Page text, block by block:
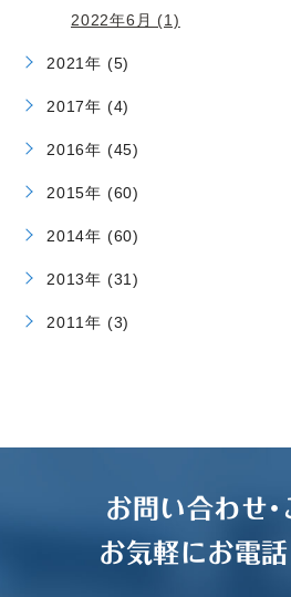
2022年6月 (1)
2021年 (5)
2017年 (4)
2016年 (45)
2015年 (60)
2014年 (60)
2013年 (31)
2011年 (3)
お問い合わせ･
お気軽にお電